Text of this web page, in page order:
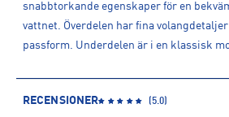
snabbtorkande egenskaper för en
vattnet. Överdelen har fina
passform. Underdelen är i en klassisk
RECENSIONER (5.0)